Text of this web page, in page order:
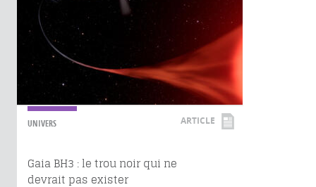
UNIVERS ARTICLE
Gaia BH3 : le trou noir qui ne
devrait pas exister